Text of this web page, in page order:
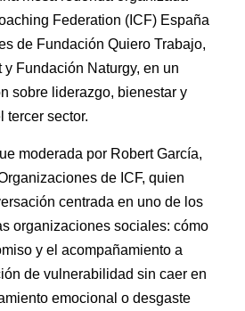
Federation (ICF) España
de Fundación Quiero Trabajo,
y Fundación Naturgy, en un
sobre liderazgo, bienestar y
tercer sector.
moderada por Robert García,
de ICF, quien
centrada en uno de los
organizaciones sociales: cómo
y el acompañamiento a
de vulnerabilidad sin caer en
emocional o desgaste